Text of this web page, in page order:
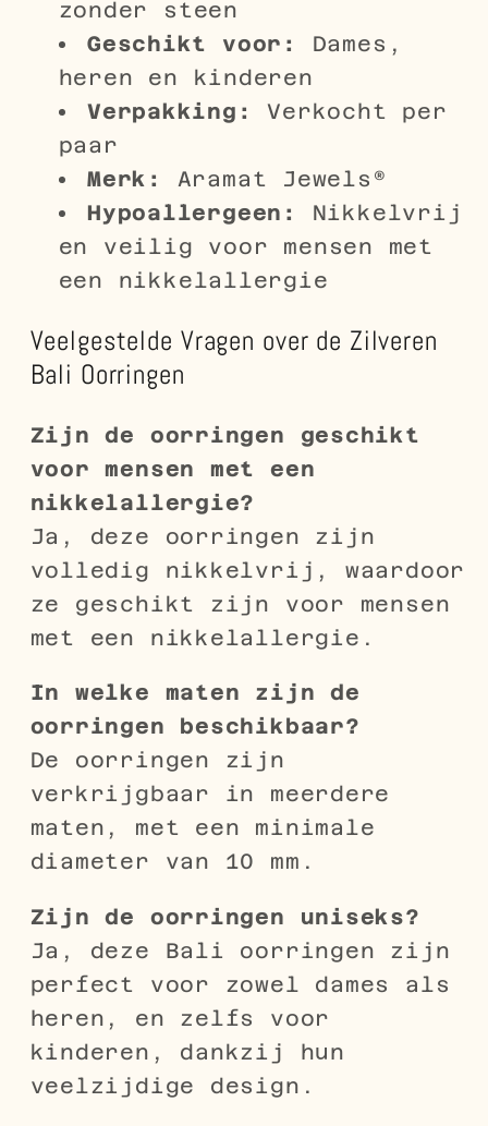
zonder steen
Geschikt voor:
Dames,
heren en kinderen
Verpakking:
Verkocht per
paar
Merk:
Aramat Jewels®
Hypoallergeen:
Nikkelvrij
en veilig voor mensen met
een nikkelallergie
Veelgestelde Vragen over de Zilveren
Bali Oorringen
Zijn de oorringen geschikt
voor mensen met een
nikkelallergie?
Ja, deze oorringen zijn
volledig nikkelvrij, waardoor
ze geschikt zijn voor mensen
met een nikkelallergie.
In welke maten zijn de
oorringen beschikbaar?
De oorringen zijn
verkrijgbaar in meerdere
maten, met een minimale
diameter van 10 mm.
Zijn de oorringen uniseks?
Ja, deze Bali oorringen zijn
perfect voor zowel dames als
heren, en zelfs voor
kinderen, dankzij hun
veelzijdige design.